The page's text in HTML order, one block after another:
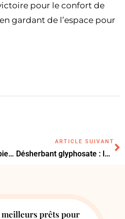
pour le confort de
gardant de l’espace pour
Comment une lumière bien pensée transforme-t-elle radicalement l’atmosphère d’une pièce ?
ARTICLE SUIVANT
Désherbant glyphosate : les alternatives légales sont-elles efficaces pour votre jardin ?
meilleurs prêts pour